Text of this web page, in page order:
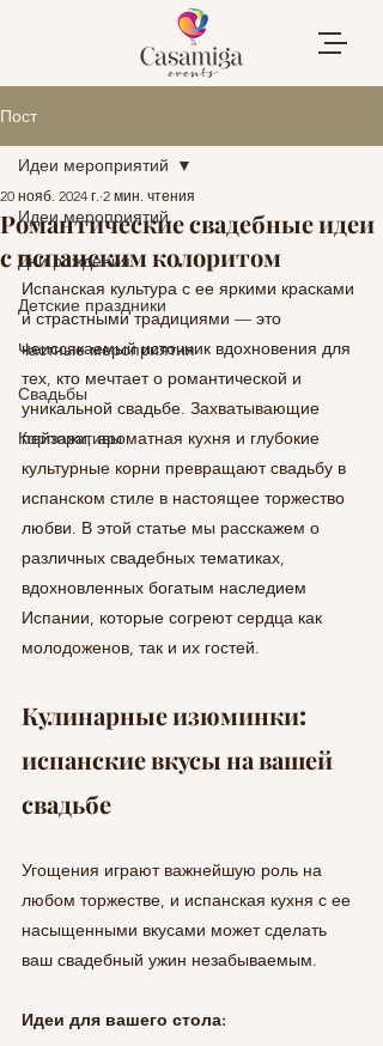
Пост
Идеи мероприятий
Дни рождения
Детские праздники
Частные мероприятия
Свадьбы
Корпоративы
Идеи мероприятий
Романтические свадебные идеи
с испанским колоритом
20 нояб. 2024 г. 2 мин. чтения
Испанская культура с ее яркими красками
и страстными традициями — это
неиссякаемый источник вдохновения для
тех, кто мечтает о романтической и
уникальной свадьбе. Захватывающие
пейзажи, ароматная кухня и глубокие
культурные корни превращают свадьбу в
испанском стиле в настоящее торжество
любви. В этой статье мы расскажем о
различных свадебных тематиках,
вдохновленных богатым наследием
Испании, которые согреют сердца как
молодоженов, так и их гостей.
Кулинарные изюминки:
испанские вкусы на вашей
свадьбе
Угощения играют важнейшую роль на
любом торжестве, и испанская кухня с ее
насыщенными вкусами может сделать
ваш свадебный ужин незабываемым.
Идеи для вашего стола: